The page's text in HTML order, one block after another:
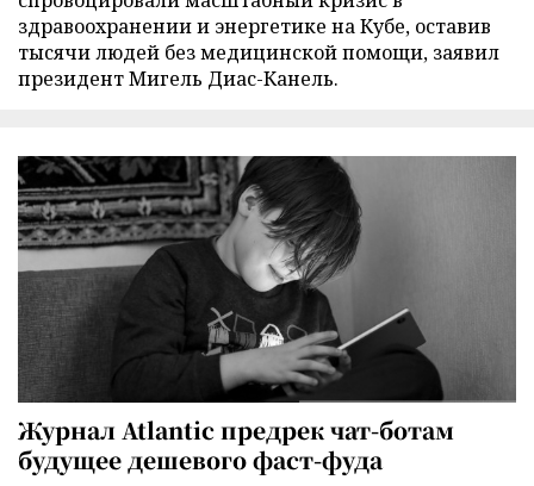
здравоохранении и энергетике на Кубе, оставив
тысячи людей без медицинской помощи, заявил
президент Мигель Диас-Канель.
Журнал Atlantic предрек чат-ботам
будущее дешевого фаст-фуда